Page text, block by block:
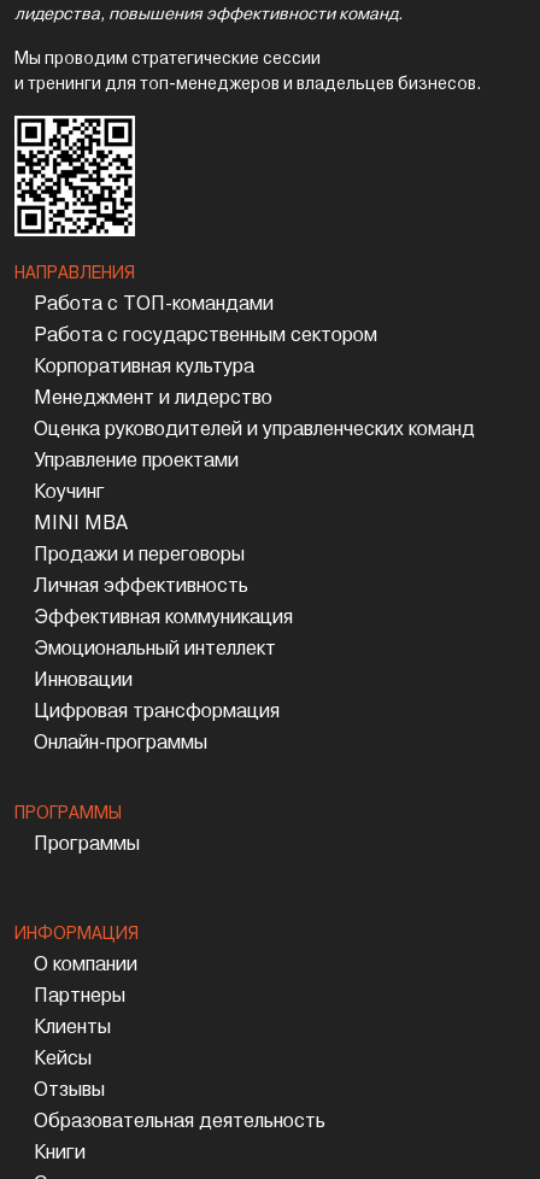
лидерства, повышения эффективности команд.
Мы проводим стратегические сессии
и тренинги для топ-менеджеров и владельцев бизнесов.
НАПРАВЛЕНИЯ
Работа с ТОП-командами
Работа с государственным сектором
Корпоративная культура
Менеджмент и лидерство
Оценка руководителей и управленческих команд
Управление проектами
Коучинг
MINI MBA
Продажи и переговоры
Личная эффективность
Эффективная коммуникация
Эмоциональный интеллект
Инновации
Цифровая трансформация
Онлайн-программы
ПРОГРАММЫ
Программы
ИНФОРМАЦИЯ
О компании
Партнеры
Клиенты
Кейсы
Отзывы
Образовательная деятельность
Книги